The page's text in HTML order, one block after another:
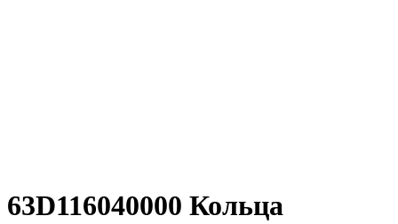
63D116040000 Кольца